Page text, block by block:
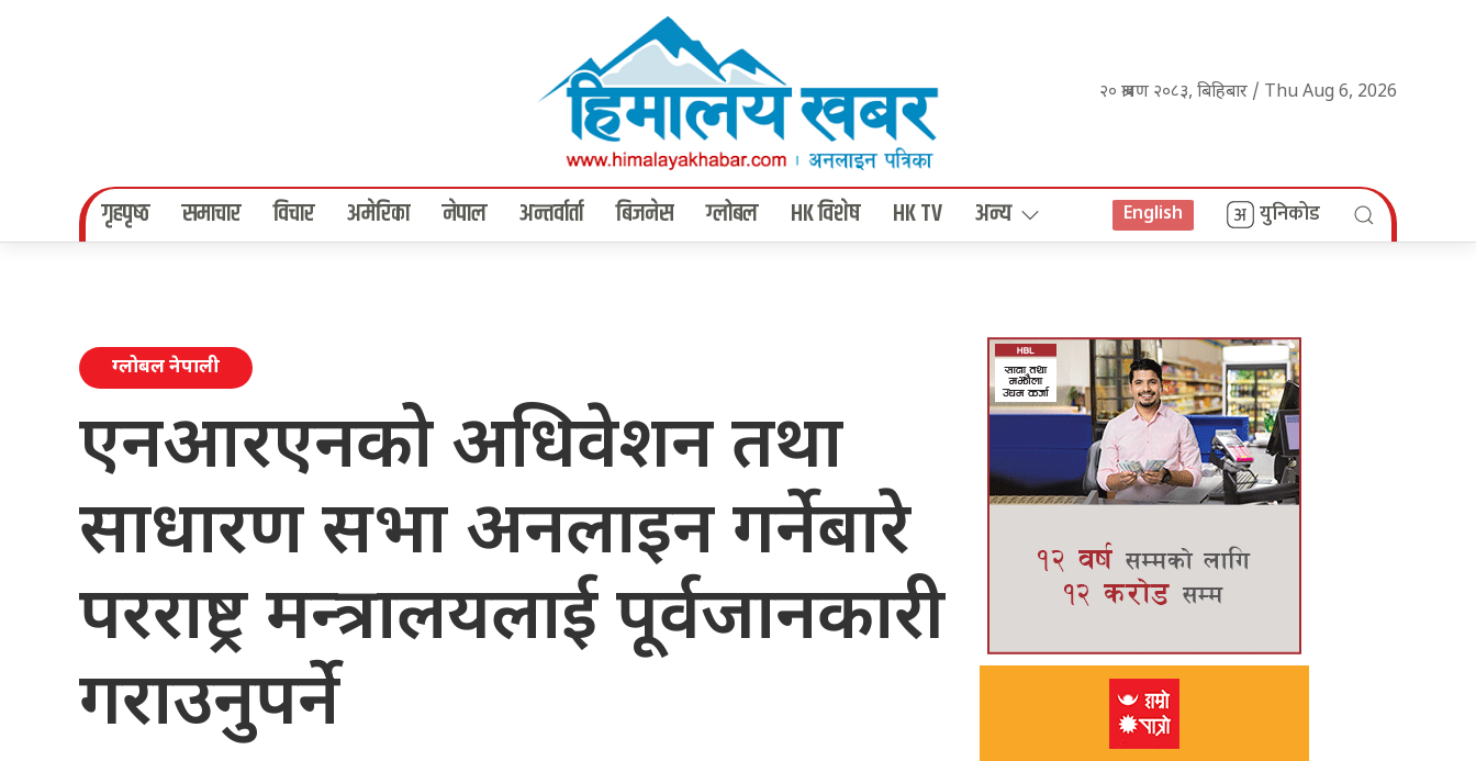
२० श्रावण २०८३, बिहिबार / Thu Aug 6, 2026
गृहपृष्‍ठ समाचार विचार अमेरिका नेपाल अन्तर्वार्ता बिजनेस ग्लोबल HK विशेष HK TV अन्य English युनिकोड
ग्लोबल नेपाली
एनआरएनको अधिवेशन तथा
साधारण सभा अनलाइन गर्नेबारे
परराष्ट्र मन्त्रालयलाई पूर्वजानकारी
गराउनुपर्ने